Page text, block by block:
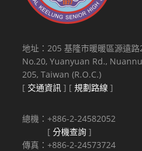
地址：205 基隆市暖暖區源遠路
No.20, Yuanyuan Rd.,
205, Taiwan (R.O.C.)
[ 交通資訊 ] [規劃路線 ]
總機：+886-2-24582052
[分機查詢 ]
傳真：+886-2-24573724